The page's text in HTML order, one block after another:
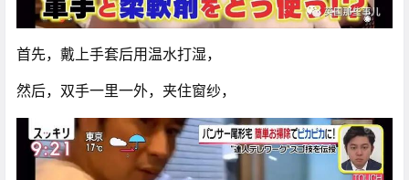
首先，戴上手套后用温水打湿，
然后，双手一里一外，夹住窗纱，